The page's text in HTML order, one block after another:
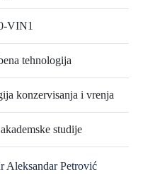
VIN1
tehnologija
konzervisanja i vrenja
studije
Aleksandar Petrović